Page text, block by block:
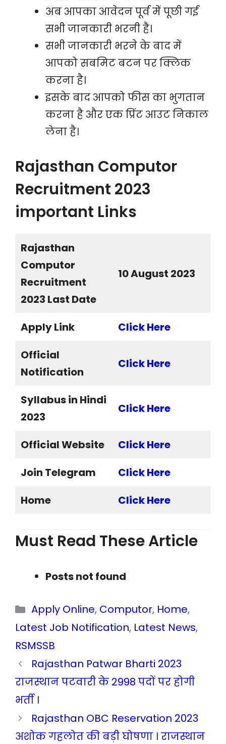
अब आपका आवेदन पूर्व में पूछी गई
सभी जानकारी भरनी है।
सभी जानकारी भरने के बाद में
आपको सबमिट बटन पर क्लिक
करना है।
इसके बाद आपको फीस का भुगतान
करना है और एक प्रिंट आउट निकाल
लेना है।
Rajasthan Computor
Recruitment 2023
important Links
Rajasthan
Computor
Recruitment
2023 Last Date
10 August 2023
Apply Link
Click Here
Official
Notification
Click Here
Syllabus in Hindi
2023
Click Here
Official Website
Click Here
Join Telegram
Click Here
Home
Click Here
Must Read These Article
Posts not found
Categories
Apply Online, Computor, Home,
Latest Job Notification, Latest News,
RSMSSB
Rajasthan Patwar Bharti 2023
राजस्थान पटवारी के 2998 पदों पर होगी
भर्ती ।
Rajasthan OBC Reservation 2023
अशोक गहलोत की बड़ी घोषणा । राजस्थान